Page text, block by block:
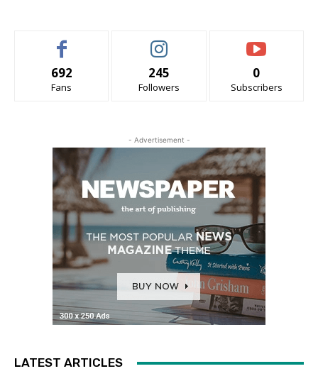
692
Fans
245
Followers
0
Subscribers
- Advertisement -
LATEST ARTICLES